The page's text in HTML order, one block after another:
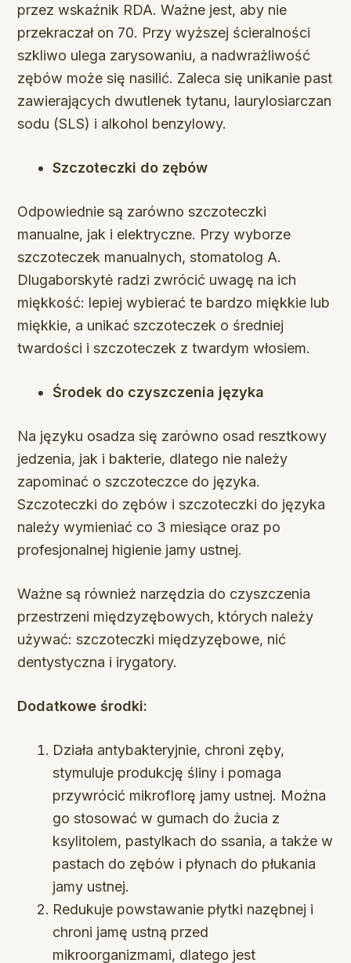
przez wskaźnik RDA. Ważne jest, aby nie
przekraczał on 70. Przy wyższej ścieralności
szkliwo ulega zarysowaniu, a nadwrażliwość
zębów może się nasilić. Zaleca się unikanie past
zawierających dwutlenek tytanu, laurylosiarczan
sodu (SLS) i alkohol benzylowy.
Szczoteczki do zębów
Odpowiednie są zarówno szczoteczki
manualne, jak i elektryczne. Przy wyborze
szczoteczek manualnych, stomatolog A.
Dlugaborskytė radzi zwrócić uwagę na ich
miękkość: lepiej wybierać te bardzo miękkie lub
miękkie, a unikać szczoteczek o średniej
twardości i szczoteczek z twardym włosiem.
Środek do czyszczenia języka
Na języku osadza się zarówno osad resztkowy
jedzenia, jak i bakterie, dlatego nie należy
zapominać o szczoteczce do języka.
Szczoteczki do zębów i szczoteczki do języka
należy wymieniać co 3 miesiące oraz po
profesjonalnej higienie jamy ustnej.
Ważne są również narzędzia do czyszczenia
przestrzeni międzyzębowych, których należy
używać: szczoteczki międzyzębowe, nić
dentystyczna i irygatory.
Dodatkowe środki:
Działa antybakteryjnie, chroni zęby,
stymuluje produkcję śliny i pomaga
przywrócić mikroflorę jamy ustnej. Można
go stosować w gumach do żucia z
ksylitolem, pastylkach do ssania, a także w
pastach do zębów i płynach do płukania
jamy ustnej.
Redukuje powstawanie płytki nazębnej i
chroni jamę ustną przed
mikroorganizmami, dlatego jest